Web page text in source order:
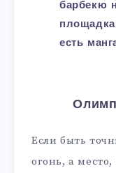
барбекю
есть
Если быть
огонь, а